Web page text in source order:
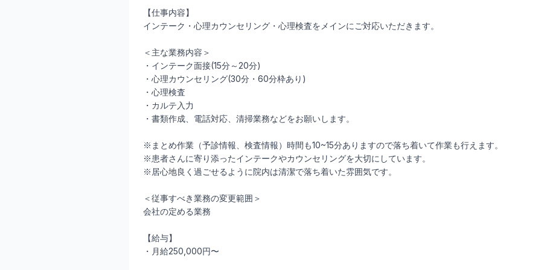
【仕事内容】
インテーク・心理カウンセリング・心理検査をメインにご対応いただきます。
＜主な業務内容＞
・インテーク面接(15分～20分)
・心理カウンセリング(30分・60分枠あり)
・心理検査
・カルテ入力
・書類作成、電話対応、清掃業務などをお願いします。
※まとめ作業（予診情報、検査情報）時間も10~15分ありますので落ち着いて作業も行えます。
※患者さんに寄り添ったインテークやカウンセリングを大切にしています。
※居心地良く過ごせるように院内は清潔で落ち着いた雰囲気です。
＜従事すべき業務の変更範囲＞
会社の定める業務
【給与】
・月給250,000円〜